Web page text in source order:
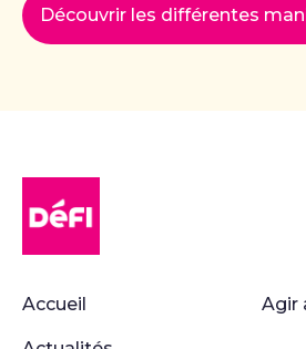
Découvrir les différentes
Accueil Agir